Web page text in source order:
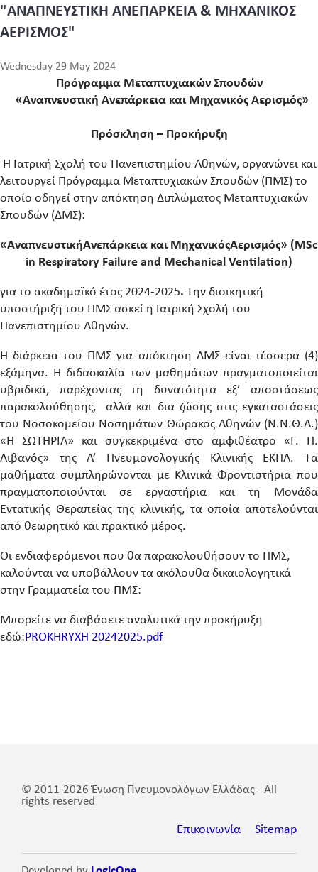
"ΑΝΑΠΝΕΥΣΤΙΚΗ ΑΝΕΠΑΡΚΕΙΑ & ΜΗΧΑΝΙΚΟΣ
ΑΕΡΙΣΜΟΣ"
Wednesday 29 May 2024
Πρόγραμμα Μεταπτυχιακών Σπουδών
«Αναπνευστική Ανεπάρκεια και Μηχανικός Αερισμός»
Πρόσκληση – Προκήρυξη
Η Ιατρική Σχολή του Πανεπιστημίου Αθηνών, οργανώνει και
λειτουργεί Πρόγραμμα Μεταπτυχιακών Σπουδών (ΠΜΣ) το
οποίο οδηγεί στην απόκτηση Διπλώματος Μεταπτυχιακών
Σπουδών (ΔΜΣ):
«ΑναπνευστικήΑνεπάρκεια και ΜηχανικόςΑερισμός» (MSc
in Respiratory Failure and Mechanical Ventilation)
για το ακαδημαϊκό έτος 2024-2025. Την διοικητική
υποστήριξη του ΠΜΣ ασκεί η Ιατρική Σχολή του
Πανεπιστημίου Αθηνών.
Η διάρκεια του ΠΜΣ για απόκτηση ΔΜΣ είναι τέσσερα (4)
εξάμηνα. Η διδασκαλία των μαθημάτων πραγματοποιείται
υβριδικά, παρέχοντας τη δυνατότητα εξ’ αποστάσεως
παρακολούθησης, αλλά και δια ζώσης στις εγκαταστάσεις
του Νοσοκομείου Νοσημάτων Θώρακος Αθηνών (Ν.Ν.Θ.Α.)
«Η ΣΩΤΗΡΙΑ» και συγκεκριμένα στο αμφιθέατρο «Γ. Π.
Λιβανός» της Α’ Πνευμονολογικής Κλινικής ΕΚΠΑ. Τα
μαθήματα συμπληρώνονται με Κλινικά Φροντιστήρια που
πραγματοποιούνται σε εργαστήρια και τη Μονάδα
Εντατικής Θεραπείας της κλινικής, τα οποία αποτελούνται
από θεωρητικό και πρακτικό μέρος.
Οι ενδιαφερόμενοι που θα παρακολουθήσουν το ΠΜΣ,
καλούνται να υποβάλλουν τα ακόλουθα δικαιολογητικά
στην Γραμματεία του ΠΜΣ:
Μπορείτε να διαβάσετε αναλυτικά την προκήρυξη
εδώ:PROKHRYXH 20242025.pdf
© 2011-2026 Ένωση Πνευμονολόγων Ελλάδας - All
rights reserved
Επικοινωνία Sitemap